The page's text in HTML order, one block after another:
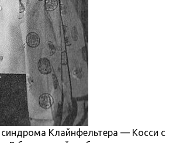
Клайнфельтера — Косси с